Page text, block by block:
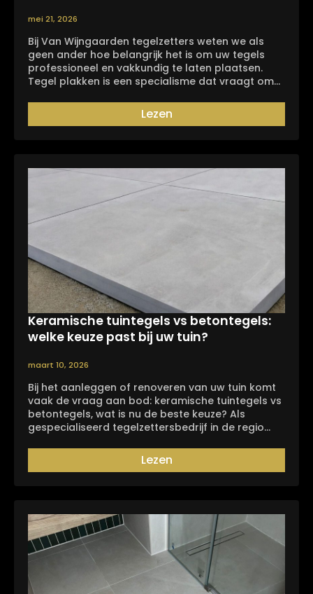
mei 21, 2026
Bij Van Wijngaarden tegelzetters weten we als
geen ander hoe belangrijk het is om uw tegels
professioneel en vakkundig te laten plaatsen.
Tegel plakken is een specialisme dat vraagt om…
Lezen
Keramische tuintegels vs betontegels:
welke keuze past bij uw tuin?
maart 10, 2026
Bij het aanleggen of renoveren van uw tuin komt
vaak de vraag aan bod: keramische tuintegels vs
betontegels, wat is nu de beste keuze? Als
gespecialiseerd tegelzettersbedrijf in de regio…
Lezen